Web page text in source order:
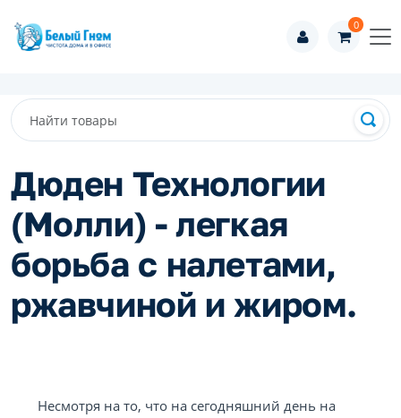
0
Дюден Технологии
(Молли) - легкая
борьба с налетами,
ржавчиной и жиром.
Несмотря на то, что на сегодняшний день на